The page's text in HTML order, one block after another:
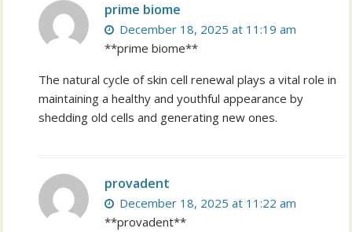
prime biome
December 18, 2025 at 11:19 am
**prime biome**
The natural cycle of skin cell renewal plays a vital role in
maintaining a healthy and youthful appearance by
shedding old cells and generating new ones.
provadent
December 18, 2025 at 11:22 am
**provadent**